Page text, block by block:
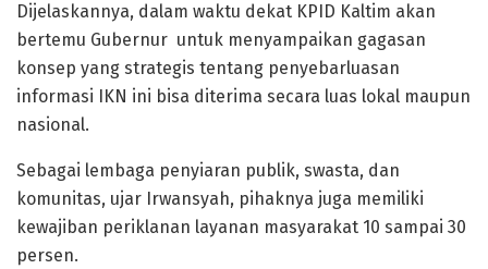
Dijelaskannya, dalam waktu dekat KPID Kaltim akan
bertemu Gubernur untuk menyampaikan gagasan
konsep yang strategis tentang penyebarluasan
informasi IKN ini bisa diterima secara luas lokal maupun
nasional.
Sebagai lembaga penyiaran publik, swasta, dan
komunitas, ujar Irwansyah, pihaknya juga memiliki
kewajiban periklanan layanan masyarakat 10 sampai 30
persen.